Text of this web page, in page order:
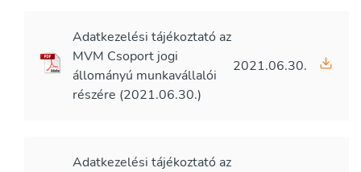
Adatkezelési tájékoztató az
MVM Csoport jogi
állományú munkavállalói
részére (2021.06.30.)
2021.06.30.
Adatkezelési tájékoztató az